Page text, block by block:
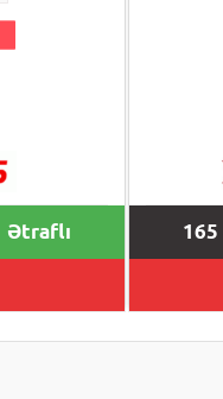
Ətraflı 165